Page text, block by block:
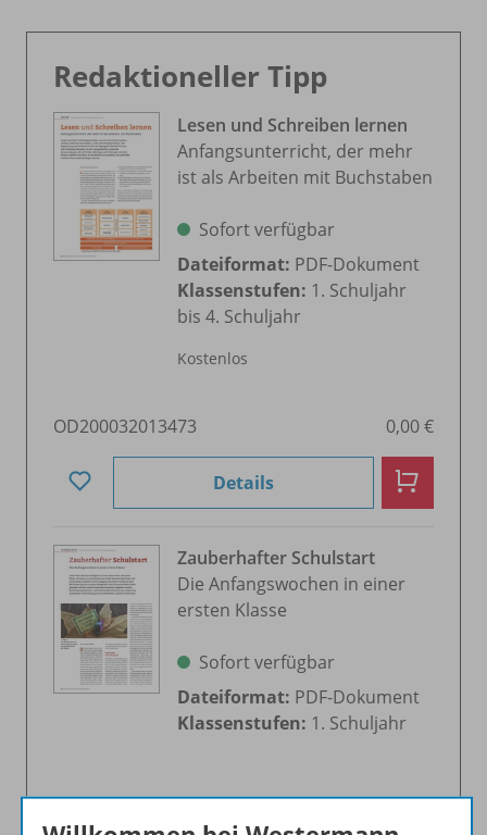
Redaktioneller Tipp
Lesen und Schreiben lernen
Anfangsunterricht, der mehr
ist als Arbeiten mit Buchstaben
Sofort verfügbar
Dateiformat: PDF-Dokument
Klassenstufen: 1. Schuljahr
bis 4. Schuljahr
Kostenlos
OD200032013473 0,00 €
Details
Zauberhafter Schulstart
Die Anfangswochen in einer
ersten Klasse
Sofort verfügbar
Dateiformat: PDF-Dokument
Klassenstufen: 1. Schuljahr